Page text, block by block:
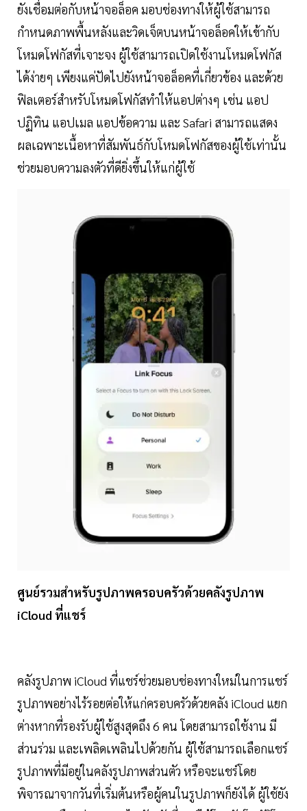
ยังเชื่อมต่อกับหน้าจอล็อค มอบช่องทางให้ผู้ใช้สามารถ
กำหนดภาพพื้นหลังและวิดเจ็ตบนหน้าจอล็อคให้เข้ากับ
โหมดโฟกัสที่เจาะจง ผู้ใช้สามารถเปิดใช้งานโหมดโฟกัส
ได้ง่ายๆ เพียงแค่ปัดไปยังหน้าจอล็อคที่เกี่ยวข้อง และด้วย
ฟิลเตอร์สำหรับโหมดโฟกัสทำให้แอปต่างๆ เช่น แอป
ปฏิทิน แอปเมล แอปข้อความ และ Safari สามารถแสดง
ผลเฉพาะเนื้อหาที่สัมพันธ์กับโหมดโฟกัสของผู้ใช้เท่านั้น
ช่วยมอบความลงตัวที่ดียิ่งขึ้นให้แก่ผู้ใช้
ศูนย์รวมสำหรับรูปภาพครอบครัวด้วยคลังรูปภาพ
iCloud ที่แชร์
คลังรูปภาพ iCloud ที่แชร์ช่วยมอบช่องทางใหม่ในการแชร์
รูปภาพอย่างไร้รอยต่อให้แก่ครอบครัวด้วยคลัง iCloud แยก
ต่างหากที่รองรับผู้ใช้สูงสุดถึง 6 คน โดยสามารถใช้งาน มี
ส่วนร่วม และเพลิดเพลินไปด้วยกัน ผู้ใช้สามารถเลือกแชร์
รูปภาพที่มีอยู่ในคลังรูปภาพส่วนตัว หรือจะแชร์โดย
พิจารณาจากวันที่เริ่มต้นหรือผู้คนในรูปภาพก็ยังได้ ผู้ใช้ยัง